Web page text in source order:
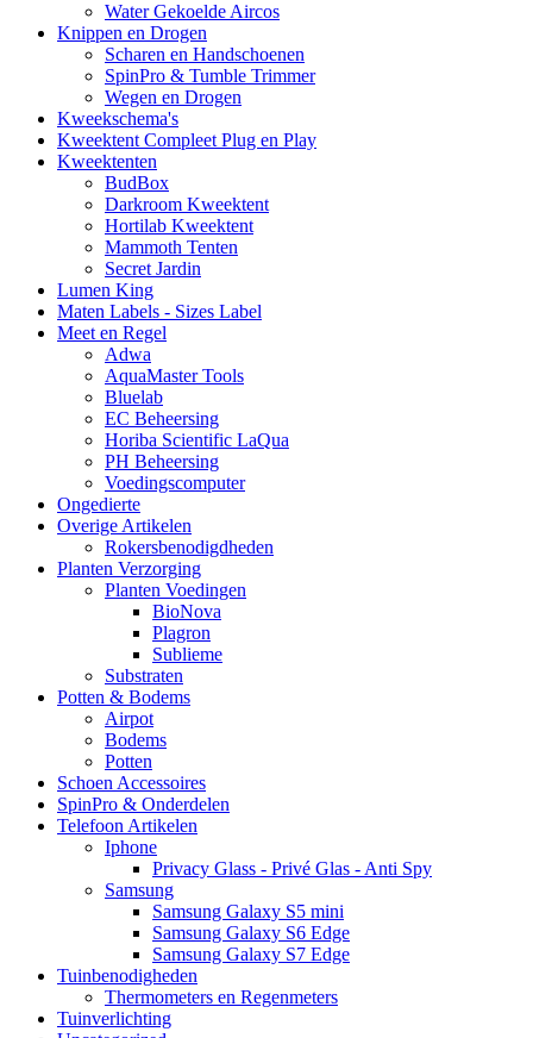
Water Gekoelde Aircos
Knippen en Drogen
Scharen en Handschoenen
SpinPro & Tumble Trimmer
Wegen en Drogen
Kweekschema's
Kweektent Compleet Plug en Play
Kweektenten
BudBox
Darkroom Kweektent
Hortilab Kweektent
Mammoth Tenten
Secret Jardin
Lumen King
Maten Labels - Sizes Label
Meet en Regel
Adwa
AquaMaster Tools
Bluelab
EC Beheersing
Horiba Scientific LaQua
PH Beheersing
Voedingscomputer
Ongedierte
Overige Artikelen
Rokersbenodigdheden
Planten Verzorging
Planten Voedingen
BioNova
Plagron
Sublieme
Substraten
Potten & Bodems
Airpot
Bodems
Potten
Schoen Accessoires
SpinPro & Onderdelen
Telefoon Artikelen
Iphone
Privacy Glass - Privé Glas - Anti Spy
Samsung
Samsung Galaxy S5 mini
Samsung Galaxy S6 Edge
Samsung Galaxy S7 Edge
Tuinbenodigheden
Thermometers en Regenmeters
Tuinverlichting